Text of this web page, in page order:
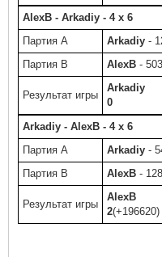
AlexB - Arkadiy - 4 x 6
Партия A
Arkadiy -
Партия B
AlexB -
Результат игры
Arkadiy
0
Arkadiy - AlexB - 4 x 6
Партия A
Arkadiy -
Партия B
AlexB -
Результат игры
AlexB
2(+196620)